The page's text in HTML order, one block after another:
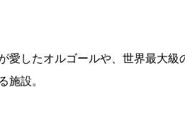
したオルゴールや、世界最大級
設。